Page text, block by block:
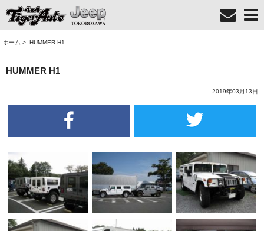
ホーム > HUMMER H1
HUMMER H1
2019年03月13日